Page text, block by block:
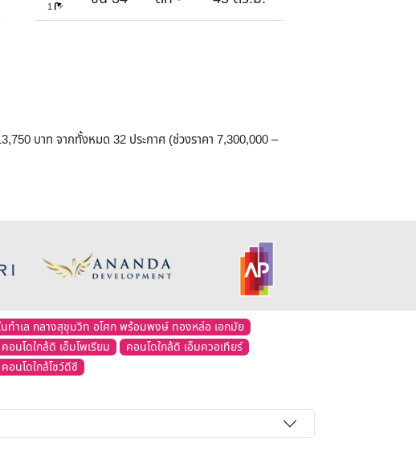
1
บาท จากทั้งหมด 32 ประกาศ (ช่วงราคา 7,300,000 –
ทำเล กลางสุขุมวิท อโศก พร้อมพงษ์ ทองหล่อ เอกมัย
คอนโดใกล้ดิ เอ็มโพเรียม
คอนโดใกล้ดิ เอ็มควอเทียร์
คอนโดใกล้โชว์ดีซี